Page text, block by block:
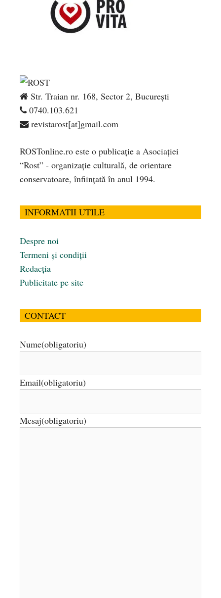
Str. Traian nr. 168, Sector 2, București
0740.103.621
revistarost[at]gmail.com
ROSTonline.ro este o publicaţie a Asociaţiei
“Rost” - organizaţie culturală, de orientare
conservatoare, înfiinţată în anul 1994.
INFORMATII UTILE
Despre noi
Termeni și condiții
Redacția
Publicitate pe site
CONTACT
Nume(obligatoriu)
Email(obligatoriu)
Mesaj(obligatoriu)